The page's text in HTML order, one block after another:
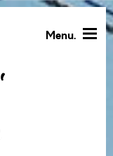
Menu.